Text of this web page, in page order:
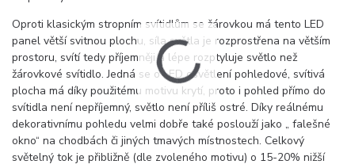
Oproti klasickým stropním svítidlům se žárovkou má tento LED
panel větší svitnou plochu, síla světla je rozprostřena na větším
prostoru, svítí tedy příjemněji a lépe rozptyluje světlo než
žárovkové svítidlo. Jedná se o LED osvětlení pohledové, svítivá
plocha má díky použitému motivu krytí, proto i pohled přímo do
svítidla není nepříjemný, světlo není příliš ostré. Díky reálnému
dekorativnímu pohledu velmi dobře také poslouží jako „ falešné
okno“ na chodbách či jiných tmavých místnostech. Celkový
světelný tok je přibližně (dle zvoleného motivu) o 15-20% nižší